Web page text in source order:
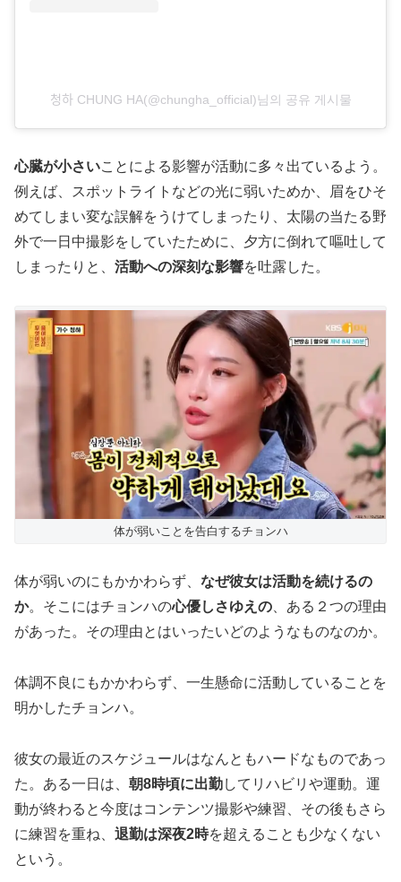
청하 CHUNG HA(@chungha_official)님의 공유 게시물
心臓が小さいことによる影響が活動に多々出ているよう。
例えば、スポットライトなどの光に弱いためか、眉をひそ
めてしまい変な誤解をうけてしまったり、太陽の当たる野
外で一日中撮影をしていたために、夕方に倒れて嘔吐して
しまったりと、 活動への深刻な影響を吐露した。
体が弱いことを告白するチョンハ
体が弱いのにもかかわらず、 なぜ彼女は活動を続けるの
か。そこにはチョンハの心優しさゆえの 、ある２つの理由
があった。その理由とはいったいどのようなものなのか。
体調不良にもかかわらず、一生懸命に活動していることを
明かしたチョンハ。
彼女の最近のスケジュールはなんともハードなものであっ
た。ある一日は、 朝8時頃に出勤してリハビリや運動。運
動が終わると今度はコンテンツ撮影や練習、その後もさら
に練習を重ね、 退勤は深夜2時を超えることも少なくない
という。